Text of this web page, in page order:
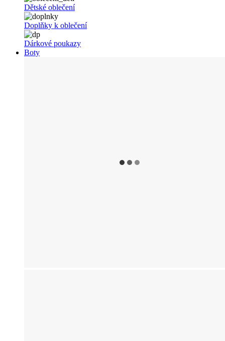
Dětské oblečení
Doplňky k oblečení
Dárkové poukazy
Boty